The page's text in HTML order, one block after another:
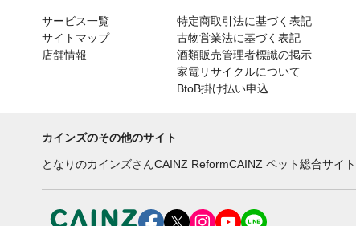
サービス一覧
サイトマップ
店舗情報
特定商取引法に基づく表記
古物営業法に基づく表記
酒類販売管理者標識の掲示
家電リサイクルについて
BtoB掛け払い申込
カインズのその他のサイト
となりのカインズさんCAINZ ReformCAINZ ペット総合サイト